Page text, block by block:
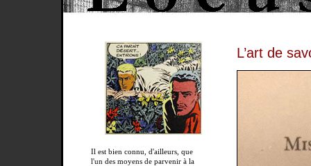
Il est bien connu, d'ailleurs, que
l'un des moyens de parvenir à la
L’art de